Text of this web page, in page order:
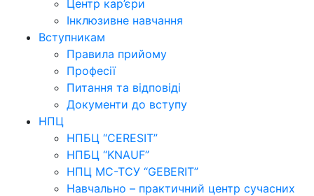
Центр кар’єри
Інклюзивне навчання
Вступникам
Правила прийому
Професії
Питання та відповіді
Документи до вступу
НПЦ
НПБЦ “CERESIT”
НПБЦ “KNAUF”
НПЦ МС-ТСУ “GEBERIT”
Навчально – практичний центр сучасних